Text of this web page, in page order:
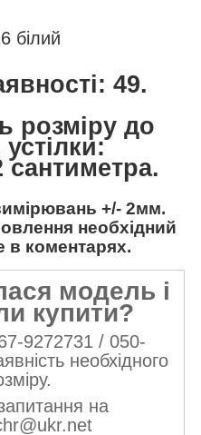
білий
49.
розміру до
сантиметра.
+/- 2мм.
необхідний
в коментарях.
модель і
купити?
9272731 / 050-
необхідного
на